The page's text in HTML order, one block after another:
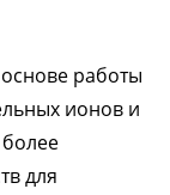
работы
ионов и
для